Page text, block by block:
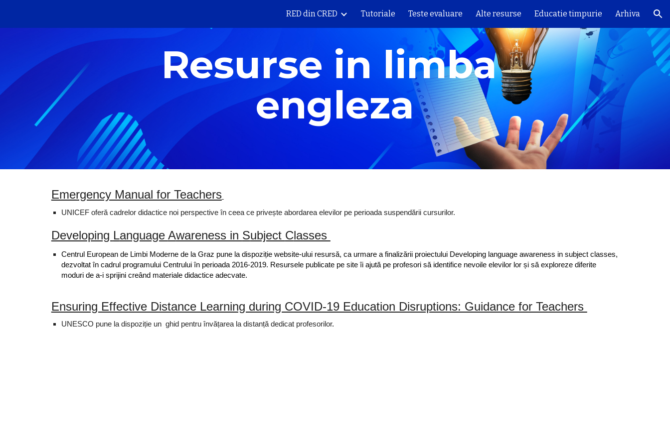
Skip to navigation
RED din CRED Tutoriale Teste evaluare Alte resurse Educatie timpurie Arhiva
Resurse in limba
engleza
Emergency Manual for Teachers
UNICEF oferă cadrelor didactice noi perspective în ceea ce privește abordarea elevilor pe perioada suspendării cursurilor.
Developing Language Awareness in Subject Classes
Centrul European de Limbi Moderne de la Graz pune la dispoziție website-ului resursă, ca urmare a finalizării proiectului Developing language awareness in subject classes,
dezvoltat în cadrul programului Centrului în perioada 2016-2019. Resursele publicate pe site îi ajută pe profesori să identifice nevoile elevilor lor și să exploreze diferite
moduri de a-i sprijini creând materiale didactice adecvate.
Ensuring Effective Distance Learning during COVID-19 Education Disruptions: Guidance for Teachers
UNESCO pune la dispoziție un  ghid pentru învățarea la distanță dedicat profesorilor.